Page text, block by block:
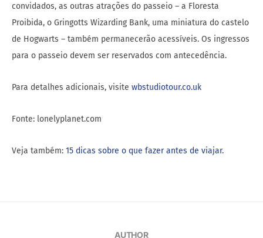
convidados, as outras atrações do passeio – a Floresta
Proibida, o Gringotts Wizarding Bank, uma miniatura do castelo
de Hogwarts – também permanecerão acessíveis. Os ingressos
para o passeio devem ser reservados com antecedência.
Para detalhes adicionais, visite wbstudiotour.co.uk
Fonte: lonelyplanet.com
Veja também: 15 dicas sobre o que fazer antes de viajar.
AUTHOR